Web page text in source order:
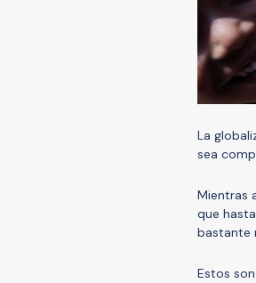
La
sea
Mientras
que
bastante
Estos